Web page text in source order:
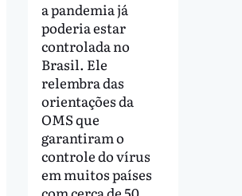
a pandemia já
poderia estar
controlada no
Brasil. Ele
relembra das
orientações da
OMS que
garantiram o
controle do vírus
em muitos países